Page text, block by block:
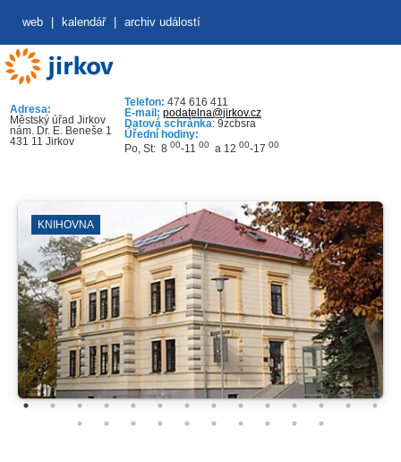
web kalendář archiv událostí
Adresa:
Městský úřad Jirkov
nám. Dr. E. Beneše 1
431 11 Jirkov
Telefon: 474 616 411
E-mail: podatelna@jirkov.cz
Datová schránka: 9zcbsra
Úřední hodiny:
Po, St: 8 00-11 00 a 12 00-17 00
KNIHOVNA